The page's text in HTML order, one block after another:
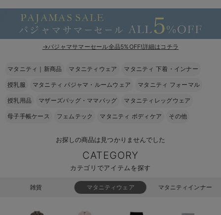
マタニティ トップス
マタニティ アウター（コート）・ママコート
マタニティ 授乳 キャミソール
産褥ショーツ
骨盤・マタニティベルト （妊娠中・産後）
産後 ガードル インナー
マタニティ 腹巻き
マタニティ フォーマル パンツ・ボトムス
【アウトレット】パジャマ
【アウトレット】インナー
【アウトレット】ベビー
コットン素材
接触冷感素材
Tシャツブラ
ブラトップ
快適機能ウェア特集 ボトムス
快適機能ウェア特集 パジャマ
スカート
パジャマ
インナー
雑貨
ベビー
MAX55%OFF ブラックフ
オフィス
きれいめ美脚パンツ派
ツィード派
王道シンプル派
セットアップ派
短肌着
セット
快適ウェア10%OFF
ジャンパースカート/
ワーク・オフィス
カジュアル
フォーマル / オケー
あったかアイテム｜
10,001円（税込）〜
女の子におススメの
男の子におススメの
定番ギフト
もらって嬉しいギフト
お部屋映えアイテム
保温&リカバリー
レギンス・タイツ
カップ付きインナー
あったか度◎
裏起毛素材
【冬のあったか特集
→パジャマサマーセール全品5%OFF!詳細はコチラ
マタニティ｜新商品 マタニティウェア マタニティ 下着・インナー
授乳服 マタニティ パジャマ・ルームウェア マタニティ フォーマル
授乳用品 マザーズバッグ・ママバッグ マタニティレッグウェア
母子手帳ケース フェムテック マタニティ ボディケア その他
お探しの商品は見つかりませんでした
CATEGORY
カテゴリでアイテムを探す
雑貨 マタニティウェア マタニティインナー